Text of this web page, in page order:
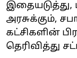
இதையடுத்து,
அரசுக்கும்,
கட்சிகளின்
தெரிவித்து